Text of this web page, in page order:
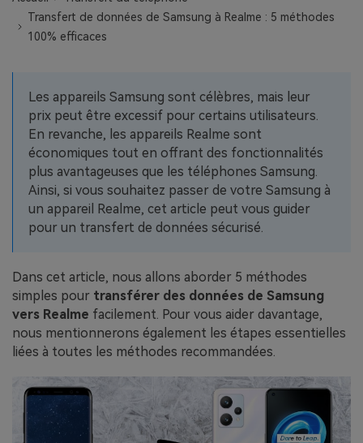
EXPLOREZ PLUS DE SUJETS
Plan Éducation
Transfert de données de Samsung à Realme : 5 méthodes
100% efficaces
Les appareils Samsung sont célèbres, mais leur
prix peut être excessif pour certains utilisateurs.
En revanche, les appareils Realme sont
économiques tout en offrant des fonctionnalités
plus avantageuses que les téléphones Samsung.
Ainsi, si vous souhaitez passer de votre Samsung à
un appareil Realme, cet article peut vous guider
pour un transfert de données sécurisé.
Dans cet article, nous allons aborder 5 méthodes
simples pour transférer des données de Samsung
vers Realme facilement. Pour vous aider davantage,
nous mentionnerons également les étapes essentielles
liées à toutes les méthodes recommandées.